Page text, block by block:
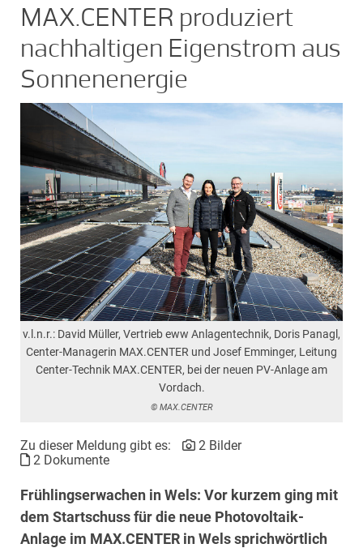
MAX.CENTER produziert
nachhaltigen Eigenstrom aus
Sonnenenergie
v.l.n.r.: David Müller, Vertrieb eww Anlagentechnik, Doris Panagl,
Center-Managerin MAX.CENTER und Josef Emminger, Leitung
Center-Technik MAX.CENTER, bei der neuen PV-Anlage am
Vordach.
© MAX.CENTER
Zu dieser Meldung gibt es:
2 Bilder
2 Dokumente
Frühlingserwachen in Wels: Vor kurzem ging mit
dem Startschuss für die neue Photovoltaik-
Anlage im MAX.CENTER in Wels sprichwörtlich